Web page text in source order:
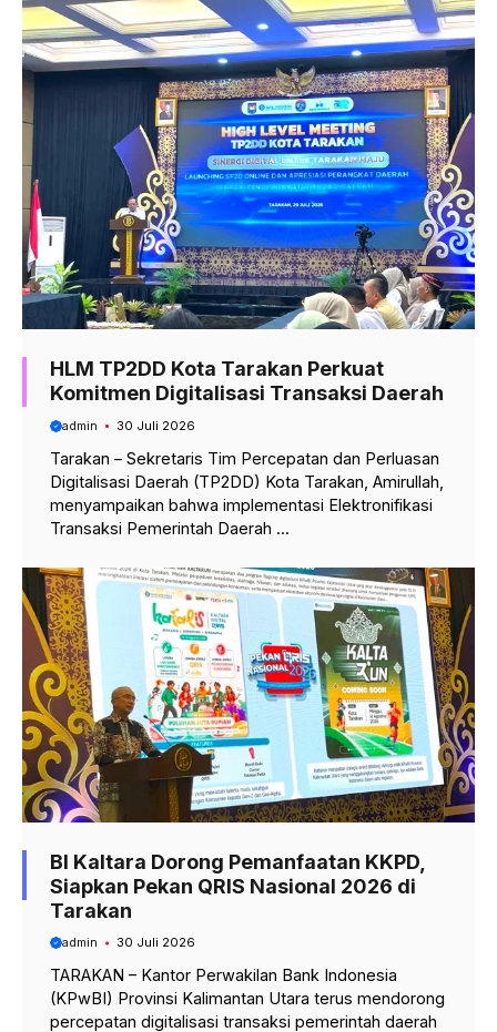
HLM TP2DD Kota Tarakan Perkuat
Komitmen Digitalisasi Transaksi Daerah
admin 30 Juli 2026
Tarakan – Sekretaris Tim Percepatan dan Perluasan
Digitalisasi Daerah (TP2DD) Kota Tarakan, Amirullah,
menyampaikan bahwa implementasi Elektronifikasi
Transaksi Pemerintah Daerah ...
BI Kaltara Dorong Pemanfaatan KKPD,
Siapkan Pekan QRIS Nasional 2026 di
Tarakan
admin 30 Juli 2026
TARAKAN – Kantor Perwakilan Bank Indonesia
(KPwBI) Provinsi Kalimantan Utara terus mendorong
percepatan digitalisasi transaksi pemerintah daerah